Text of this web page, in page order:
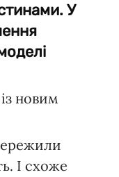
У
новим
І схоже